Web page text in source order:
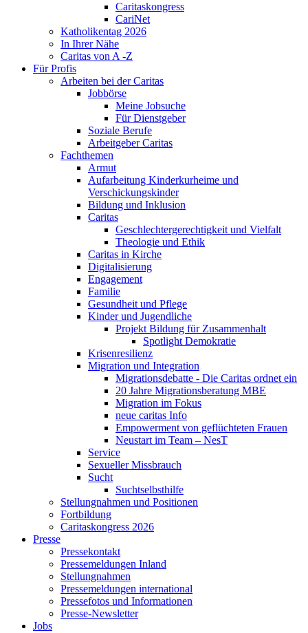
Caritaskongress
CariNet
Katholikentag 2026
In Ihrer Nähe
Caritas von A -Z
Für Profis
Arbeiten bei der Caritas
Jobbörse
Meine Jobsuche
Für Dienstgeber
Soziale Berufe
Arbeitgeber Caritas
Fachthemen
Armut
Aufarbeitung Kinderkurheime und
Verschickungskinder
Bildung und Inklusion
Caritas
Geschlechtergerechtigkeit und Vielfalt
Theologie und Ethik
Caritas in Kirche
Digitalisierung
Engagement
Familie
Gesundheit und Pflege
Kinder und Jugendliche
Projekt Bildung für Zusammenhalt
Spotlight Demokratie
Krisenresilienz
Migration und Integration
Migrationsdebatte - Die Caritas ordnet ein
20 Jahre Migrationsberatung MBE
Migration im Fokus
neue caritas Info
Empowerment von geflüchteten Frauen
Neustart im Team – NesT
Service
Sexueller Missbrauch
Sucht
Suchtselbsthilfe
Stellungnahmen und Positionen
Fortbildung
Caritaskongress 2026
Presse
Pressekontakt
Pressemeldungen Inland
Stellungnahmen
Pressemeldungen international
Pressefotos und Informationen
Presse-Newsletter
Jobs